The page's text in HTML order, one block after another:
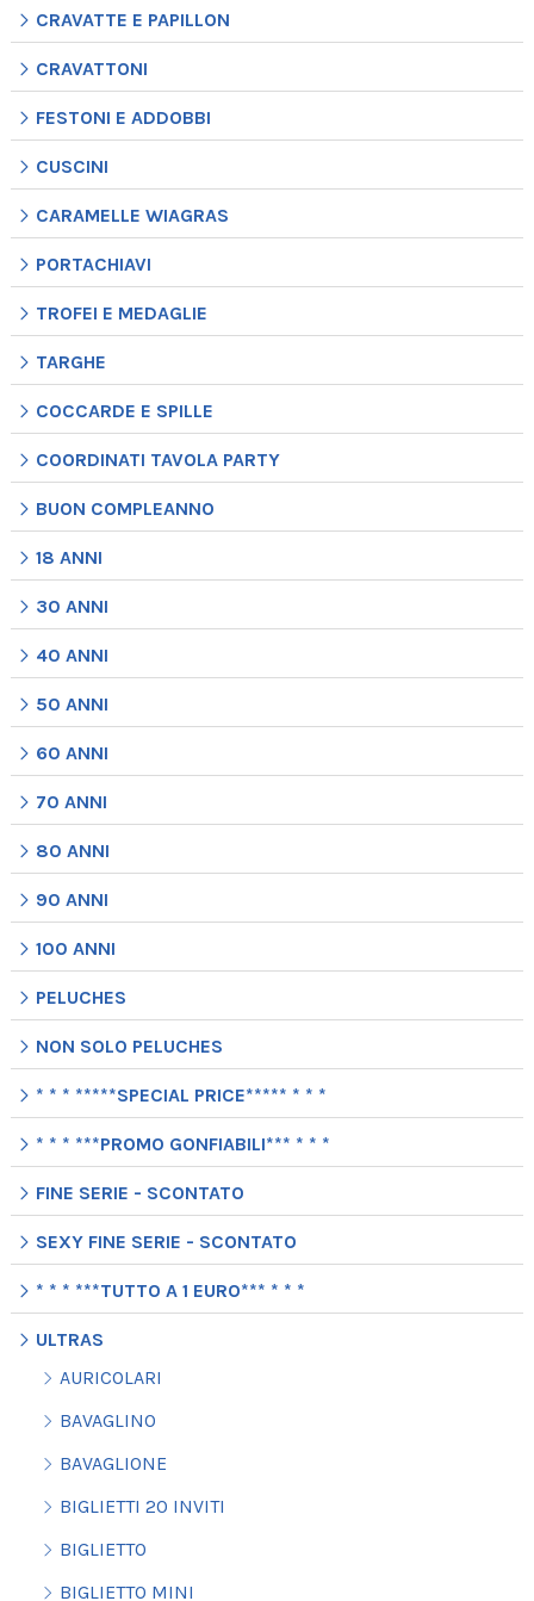
CRAVATTE E PAPILLON
CRAVATTONI
FESTONI E ADDOBBI
CUSCINI
CARAMELLE WIAGRAS
PORTACHIAVI
TROFEI E MEDAGLIE
TARGHE
COCCARDE E SPILLE
COORDINATI TAVOLA PARTY
BUON COMPLEANNO
18 ANNI
30 ANNI
40 ANNI
50 ANNI
60 ANNI
70 ANNI
80 ANNI
90 ANNI
100 ANNI
PELUCHES
NON SOLO PELUCHES
* * * *****SPECIAL PRICE***** * * *
* * * ***PROMO GONFIABILI*** * * *
FINE SERIE - SCONTATO
SEXY FINE SERIE - SCONTATO
* * * ***TUTTO A 1 EURO*** * * *
ULTRAS
AURICOLARI
BAVAGLINO
BAVAGLIONE
BIGLIETTI 20 INVITI
BIGLIETTO
BIGLIETTO MINI